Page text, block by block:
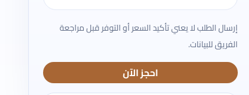
إرسال الطلب لا يعني تأكيد السعر أو التوفر قبل مراجعة
الفريق للبيانات.
احجز الآن